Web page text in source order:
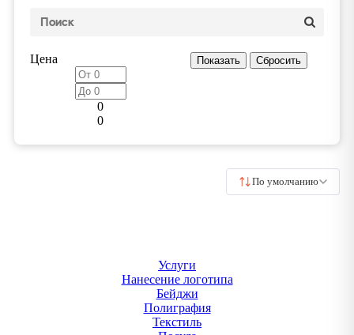
Цена
0
0
По умолчанию
Услуги
Нанесение логотипа
Бейджи
Полиграфия
Текстиль